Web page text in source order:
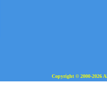
Copyright © 2000-2026